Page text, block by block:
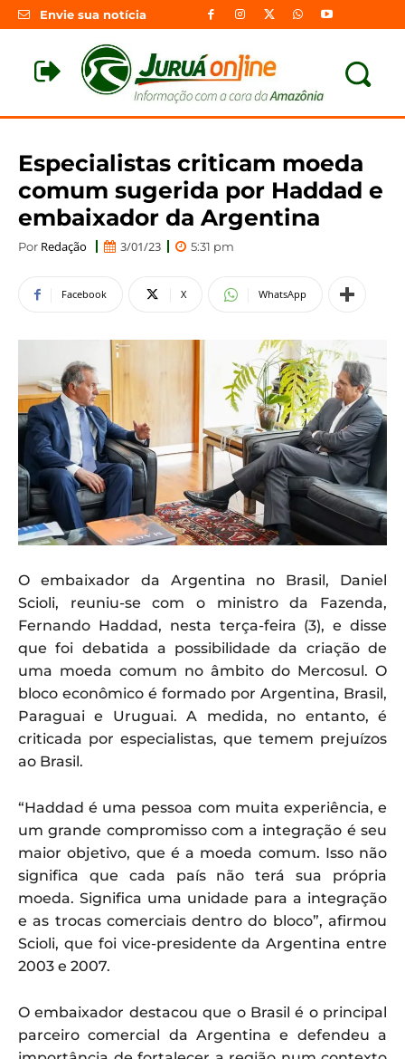
Envie sua notícia
Especialistas criticam moeda
comum sugerida por Haddad e
embaixador da Argentina
Por Redação 3/01/23 5:31 pm
Facebook X WhatsApp
O embaixador da Argentina no Brasil, Daniel
Scioli, reuniu-se com o ministro da Fazenda,
Fernando Haddad, nesta terça-feira (3), e disse
que foi debatida a possibilidade da criação de
uma moeda comum no âmbito do Mercosul. O
bloco econômico é formado por Argentina, Brasil,
Paraguai e Uruguai. A medida, no entanto, é
criticada por especialistas, que temem prejuízos
ao Brasil.
“Haddad é uma pessoa com muita experiência, e
um grande compromisso com a integração é seu
maior objetivo, que é a moeda comum. Isso não
significa que cada país não terá sua própria
moeda. Significa uma unidade para a integração
e as trocas comerciais dentro do bloco”, afirmou
Scioli, que foi vice-presidente da Argentina entre
2003 e 2007.
O embaixador destacou que o Brasil é o principal
parceiro comercial da Argentina e defendeu a